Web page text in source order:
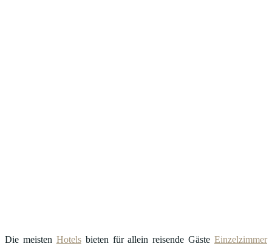
Die meisten Hotelsbieten für allein reisende Gäste Einzelzimmer